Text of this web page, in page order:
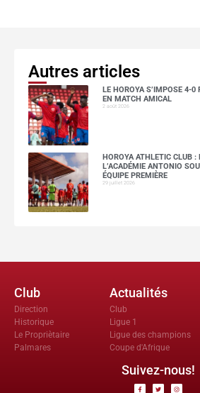
Autres articles
LE HOROYA S’IMPOSE 4-0
EN MATCH AMICAL
2 août 2026
HOROYA ATHLETIC CLUB :
L’ACADÉMIE ANTONIO
ÉQUIPE PREMIÈRE
29 juillet 2026
Club
Direction
Historique
Le Propriètaire
Palmares
Actualités
Club
Ligue 1
Ligue des champions
Coupe d'Afrique
Suivez-nous!